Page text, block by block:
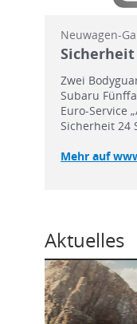
Neuwagen-
Zwei
Subaru
Euro-Service
Sicherheit 24
Mehr auf
Aktuelles